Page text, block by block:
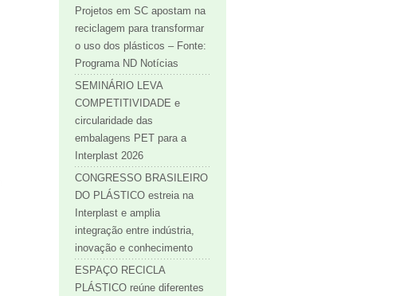
Projetos em SC apostam na
reciclagem para transformar
o uso dos plásticos – Fonte:
Programa ND Notícias
SEMINÁRIO LEVA
COMPETITIVIDADE e
circularidade das
embalagens PET para a
Interplast 2026
CONGRESSO BRASILEIRO
DO PLÁSTICO estreia na
Interplast e amplia
integração entre indústria,
inovação e conhecimento
ESPAÇO RECICLA
PLÁSTICO reúne diferentes